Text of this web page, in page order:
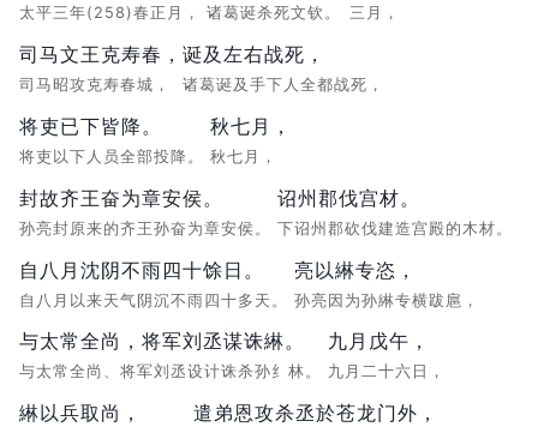
太平三年(258)春正月， 诸葛诞杀死文钦。 三月，
司马文王克寿春，
司马昭攻克寿春城，
诞及左右战死，
诸葛诞及手下人全都战死，
将吏已下皆降。
将吏以下人员全部投降。
秋七月，
秋七月，
封故齐王奋为章安侯。
孙亮封原来的齐王孙奋为章安侯。
诏州郡伐宫材。
下诏州郡砍伐建造宫殿的木材。
自八月沈阴不雨四十馀日。
自八月以来天气阴沉不雨四十多天。
亮以綝专恣，
孙亮因为孙綝专横跋扈，
与太常全尚，将军刘丞谋诛綝。
与太常全尚、将军刘丞设计诛杀孙纟林。
九月戊午，
九月二十六日，
綝以兵取尚， 遣弟恩攻杀丞於苍龙门外，